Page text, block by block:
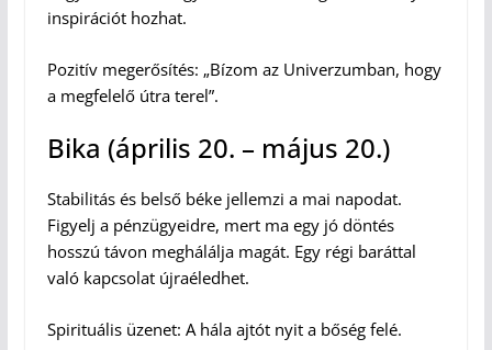
inspirációt hozhat.
Pozitív megerősítés: „Bízom az Univerzumban, hogy
a megfelelő útra terel”.
Bika (április 20. – május 20.)
Stabilitás és belső béke jellemzi a mai napodat.
Figyelj a pénzügyeidre, mert ma egy jó döntés
hosszú távon meghálálja magát. Egy régi baráttal
való kapcsolat újraéledhet.
Spirituális üzenet: A hála ajtót nyit a bőség felé.